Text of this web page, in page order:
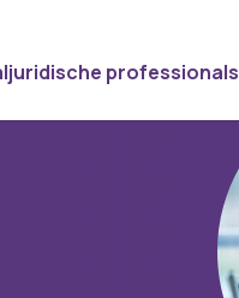
professionals